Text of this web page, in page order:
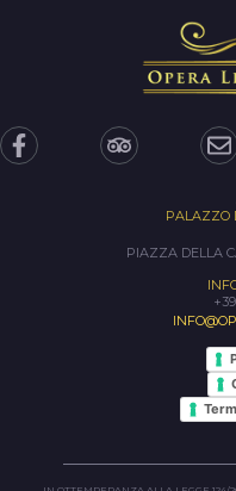
PALAZZO
PIAZZA DELLA